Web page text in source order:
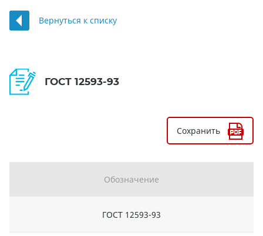
Вернуться к списку
ГОСТ 12593-93
Сохранить
Обозначение
ГОСТ 12593-93